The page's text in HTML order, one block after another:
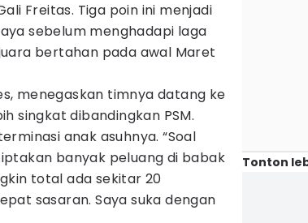
Freitas. Tiga poin ini menjadi
sebelum menghadapi laga
bertahan pada awal Maret
menegaskan timnya datang ke
singkat dibandingkan PSM.
anak asuhnya. “Soal
banyak peluang di babak
total ada sekitar 20
sasaran. Saya suka dengan
Tonton